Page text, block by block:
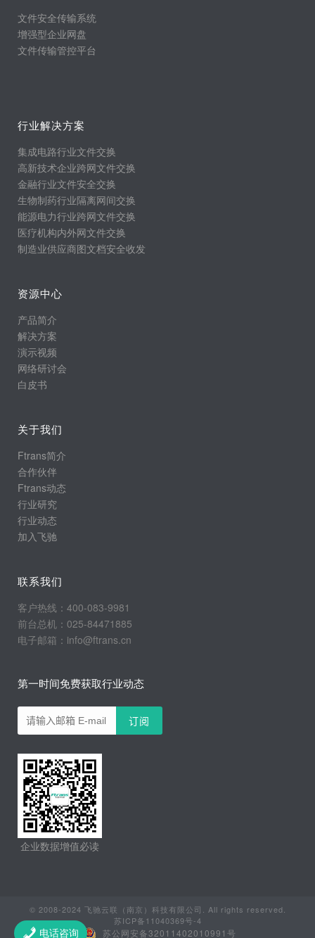
文件安全传输系统
增强型企业网盘
文件传输管控平台
行业解决方案
集成电路行业文件交换
高新技术企业跨网文件交换
金融行业文件安全交换
生物制药行业隔离网间交换
能源电力行业跨网文件交换
医疗机构内外网文件交换
制造业供应商图文档安全收发
资源中心
产品简介
解决方案
演示视频
网络研讨会
白皮书
关于我们
Ftrans简介
合作伙伴
Ftrans动态
行业研究
行业动态
加入飞驰
联系我们
客户热线：400-083-9981
前台总机：025-84471885
电子邮箱：info@ftrans.cn
第一时间免费获取行业动态
企业数据增值必读
© 2008-2024 飞驰云联（南京）科技有限公司. All rights reserved.
苏ICP备11040369号-4
苏公网安备32011402010991号
电话咨询